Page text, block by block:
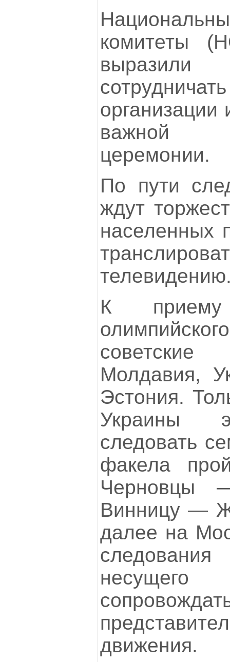
комитеты
организации
важной
церемонии.
По пути
ждут
населенных
К
Молдавия,
Эстония.
Украины
следовать
факела
Черновцы
Винницу —
далее на
движения.